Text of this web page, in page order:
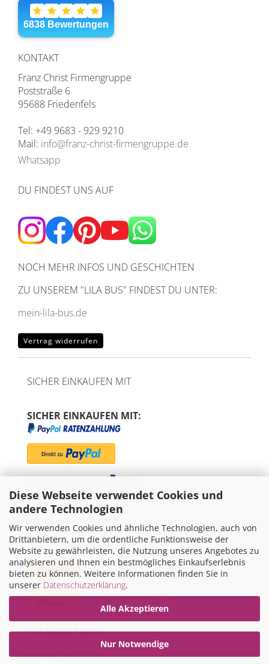
Diese Webseite verwendet Cookies und
andere Technologien
Wir verwenden Cookies und ähnliche Technologien, auch von
Drittanbietern, um die ordentliche Funktionsweise der
Website zu gewährleisten, die Nutzung unseres Angebotes zu
analysieren und Ihnen ein bestmögliches Einkaufserlebnis
bieten zu können. Weitere Informationen finden Sie in
unserer Datenschutzerklärung.
Alle Akzeptieren
Nur Notwendige
KONTAKT
Franz Christ Firmengruppe
Poststraße 6
95688 Friedenfels
Tel: +49 9683 - 929 9210
Mail: info@franz-christ-firmengruppe.de
Whatsapp
DU FINDEST UNS AUF
NOCH MEHR INFOS UND GESCHICHTEN
ZU UNSEREM "LILA BUS" FINDEST DU UNTER:
mein-lila-bus.de
Vertrag widerrufen
SICHER EINKAUFEN MIT
SICHER EINKAUFEN MIT:
"Später bezahlen" via
Kreditkarte via
WIR VERSENDEN MIT
VERSAND NACH:
DEUTSCHLAND, ÖSTERREICH UND IN DIE
SCHWEIZ